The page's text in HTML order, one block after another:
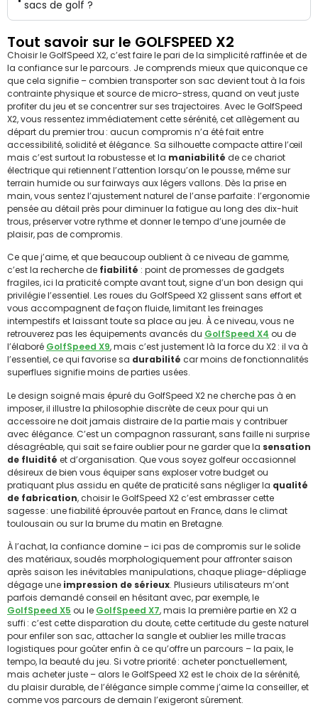
sacs de golf ?
Tout savoir sur le GOLFSPEED X2
Choisir le GolfSpeed X2, c’est faire le pari de la simplicité raffinée et de
la confiance sur le parcours. Je comprends mieux que quiconque ce
que cela signifie – combien transporter son sac devient tout à la fois
contrainte physique et source de micro-stress, quand on veut juste
profiter du jeu et se concentrer sur ses trajectoires. Avec le GolfSpeed
X2, vous ressentez immédiatement cette sérénité, cet allègement au
départ du premier trou : aucun compromis n’a été fait entre
accessibilité, solidité et élégance. Sa silhouette compacte attire l’œil
mais c’est surtout la robustesse et la maniabilité de ce chariot
électrique qui retiennent l’attention lorsqu’on le pousse, même sur
terrain humide ou sur fairways aux légers vallons. Dès la prise en
main, vous sentez l’ajustement naturel de l’anse parfaite : l’ergonomie
pensée au détail près pour diminuer la fatigue au long des dix-huit
trous, préserver votre rythme et donner le tempo d’une journée de
plaisir, pas de compromis.
Ce que j’aime, et que beaucoup oublient à ce niveau de gamme,
c’est la recherche de fiabilité : point de promesses de gadgets
fragiles, ici la praticité compte avant tout, signe d’un bon design qui
privilégie l’essentiel. Les roues du GolfSpeed X2 glissent sans effort et
vous accompagnent de façon fluide, limitant les freinages
intempestifs et laissant toute sa place au jeu. À ce niveau, vous ne
retrouverez pas les équipements avancés du GolfSpeed X4 ou de
l’élaboré GolfSpeed X9, mais c’est justement là la force du X2 : il va à
l’essentiel, ce qui favorise sa durabilité car moins de fonctionnalités
superflues signifie moins de parties usées.
Le design soigné mais épuré du GolfSpeed X2 ne cherche pas à en
imposer, il illustre la philosophie discrète de ceux pour qui un
accessoire ne doit jamais distraire de la partie mais y contribuer
avec élégance. C’est un compagnon rassurant, sans faille ni surprise
désagréable, qui sait se faire oublier pour ne garder que la sensation
de fluidité et d’organisation. Que vous soyez golfeur occasionnel
désireux de bien vous équiper sans exploser votre budget ou
pratiquant plus assidu en quête de praticité sans négliger la qualité
de fabrication, choisir le GolfSpeed X2 c’est embrasser cette
sagesse : une fiabilité éprouvée partout en France, dans le climat
toulousain ou sur la brume du matin en Bretagne.
À l’achat, la confiance domine – ici pas de compromis sur le solide
des matériaux, soudés morphologiquement pour affronter saison
après saison les inévitables manipulations, chaque pliage-dépliage
dégage une impression de sérieux. Plusieurs utilisateurs m’ont
parfois demandé conseil en hésitant avec, par exemple, le
GolfSpeed X5 ou le GolfSpeed X7, mais la première partie en X2 a
suffi : c’est cette disparation du doute, cette certitude du geste naturel
pour enfiler son sac, attacher la sangle et oublier les mille tracas
logistiques pour goûter enfin à ce qu’offre un parcours – la paix, le
tempo, la beauté du jeu. Si votre priorité : acheter ponctuellement,
mais acheter juste – alors le GolfSpeed X2 est le choix de la sérénité,
du plaisir durable, de l’élégance simple comme j’aime la conseiller, et
comme vos parcours de demain l’exigeront sûrement.